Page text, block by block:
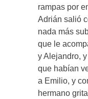
rampas por
Adrián salió
nada más
que le
y Alejandro,
que habían
a Emilio, y
hermano